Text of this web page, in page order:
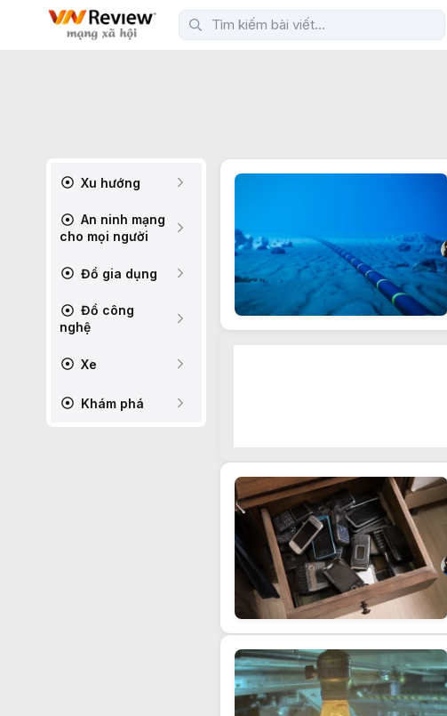
Xu hướng
An ninh mạng
cho mọi người
Đồ gia dụng
Đồ công
nghệ
Xe
Khám phá